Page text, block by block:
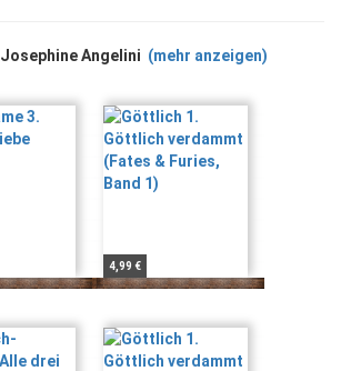
Josephine Angelini (mehr anzeigen)
4,99 €